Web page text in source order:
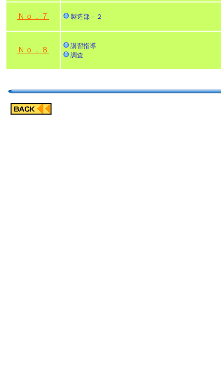
Ｎｏ．７ 製造部－２
Ｎｏ．８
講習指導
調査